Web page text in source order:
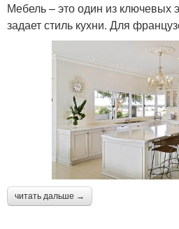
Мебель – это один из ключевых
задает стиль кухни. Для
читать дальше →